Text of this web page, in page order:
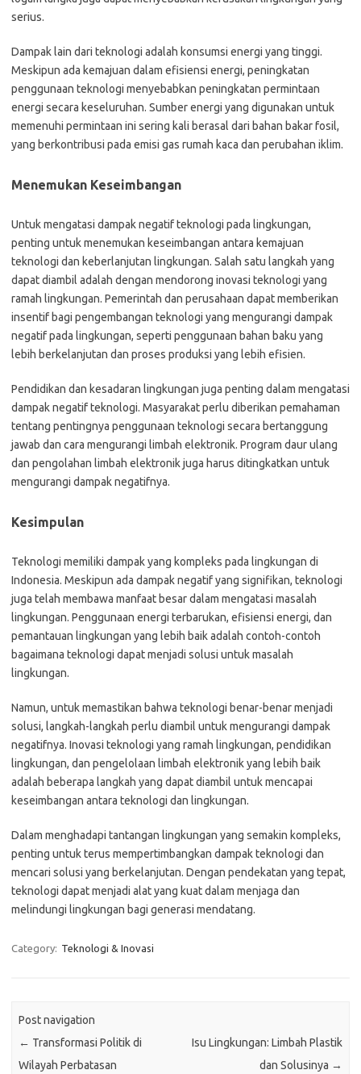
serius.
Dampak lain dari teknologi adalah konsumsi energi yang tinggi.
Meskipun ada kemajuan dalam efisiensi energi, peningkatan
penggunaan teknologi menyebabkan peningkatan permintaan
energi secara keseluruhan. Sumber energi yang digunakan untuk
memenuhi permintaan ini sering kali berasal dari bahan bakar fosil,
yang berkontribusi pada emisi gas rumah kaca dan perubahan iklim.
Menemukan Keseimbangan
Untuk mengatasi dampak negatif teknologi pada lingkungan,
penting untuk menemukan keseimbangan antara kemajuan
teknologi dan keberlanjutan lingkungan. Salah satu langkah yang
dapat diambil adalah dengan mendorong inovasi teknologi yang
ramah lingkungan. Pemerintah dan perusahaan dapat memberikan
insentif bagi pengembangan teknologi yang mengurangi dampak
negatif pada lingkungan, seperti penggunaan bahan baku yang
lebih berkelanjutan dan proses produksi yang lebih efisien.
Pendidikan dan kesadaran lingkungan juga penting dalam mengatasi
dampak negatif teknologi. Masyarakat perlu diberikan pemahaman
tentang pentingnya penggunaan teknologi secara bertanggung
jawab dan cara mengurangi limbah elektronik. Program daur ulang
dan pengolahan limbah elektronik juga harus ditingkatkan untuk
mengurangi dampak negatifnya.
Kesimpulan
Teknologi memiliki dampak yang kompleks pada lingkungan di
Indonesia. Meskipun ada dampak negatif yang signifikan, teknologi
juga telah membawa manfaat besar dalam mengatasi masalah
lingkungan. Penggunaan energi terbarukan, efisiensi energi, dan
pemantauan lingkungan yang lebih baik adalah contoh-contoh
bagaimana teknologi dapat menjadi solusi untuk masalah
lingkungan.
Namun, untuk memastikan bahwa teknologi benar-benar menjadi
solusi, langkah-langkah perlu diambil untuk mengurangi dampak
negatifnya. Inovasi teknologi yang ramah lingkungan, pendidikan
lingkungan, dan pengelolaan limbah elektronik yang lebih baik
adalah beberapa langkah yang dapat diambil untuk mencapai
keseimbangan antara teknologi dan lingkungan.
Dalam menghadapi tantangan lingkungan yang semakin kompleks,
penting untuk terus mempertimbangkan dampak teknologi dan
mencari solusi yang berkelanjutan. Dengan pendekatan yang tepat,
teknologi dapat menjadi alat yang kuat dalam menjaga dan
melindungi lingkungan bagi generasi mendatang.
Category: Teknologi & Inovasi
Post navigation
← Transformasi Politik di
Wilayah Perbatasan
Isu Lingkungan: Limbah Plastik
dan Solusinya →